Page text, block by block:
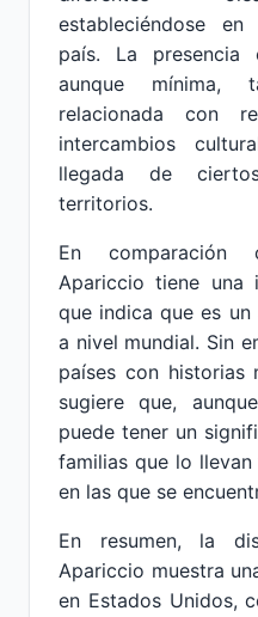
estableciéndose
país. La presencia
aunque mínima,
relacionada con
intercambios
llegada de
territorios.
En comparación
Apariccio tiene una
que indica que es
a nivel mundial. Sin
países con historias
sugiere que,
puede tener un
familias que lo
en las que se
En resumen, la
Apariccio muestra
en Estados Unidos,